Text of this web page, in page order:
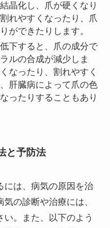
晶化し、爪が硬くなり
れやすくなったり、爪
ができたりします。
下すると、爪の成分で
ルの合成が減少しま
なったり、割れやすく
肝臓病によって爪の色
ったりすることもあり
と予防法
には、病気の原因を治
の診断や治療には、
い。また、以下のよう